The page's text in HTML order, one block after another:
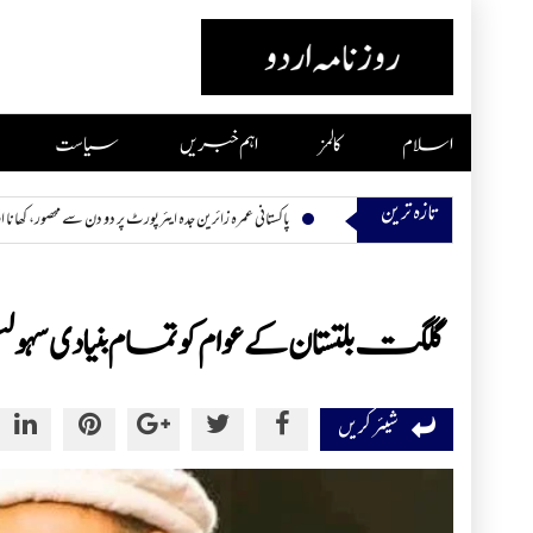
to
اسلام کالمز اہم خبریں سیاست
تازہ ترین پاکستانی عمرہ زائرین جدہ ایئرپورٹ پر دو دن سے محصور، کھانا اور پانی بھی ختم
گلگت بلتستان کے عوام کو تمام بنیادی
شیئر کریں